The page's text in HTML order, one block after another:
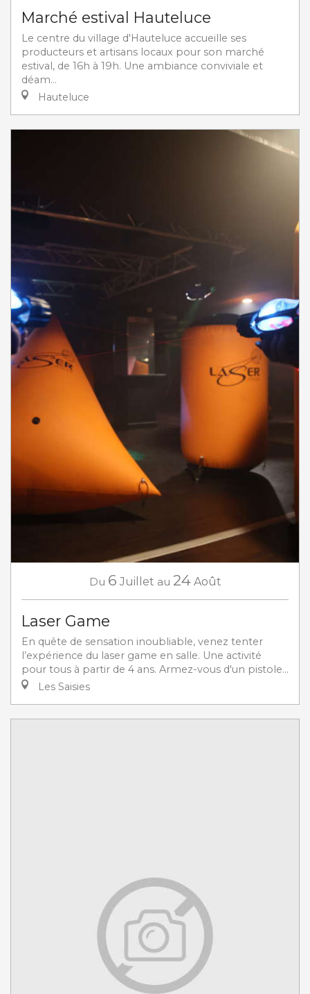
Marché estival Hauteluce
Le centre du village d'Hauteluce accueille ses
producteurs et artisans locaux pour son marché
estival, de 16h à 19h. Une ambiance conviviale et
déam...
Hauteluce
Du 6 Juillet au 24 Août
Laser Game
En quête de sensation inoubliable, venez tenter
l’expérience du laser game en salle. Une activité
pour tous à partir de 4 ans. Armez-vous d'un pistole...
Les Saisies